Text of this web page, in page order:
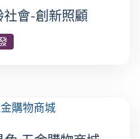
社會-創新照顧